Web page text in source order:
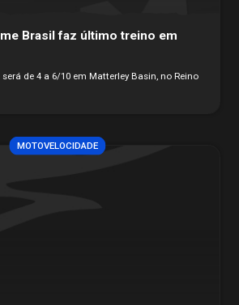
Brasil faz último treino em
de 4 a 6/10 em Matterley Basin, no Reino
MOTOVELOCIDADE